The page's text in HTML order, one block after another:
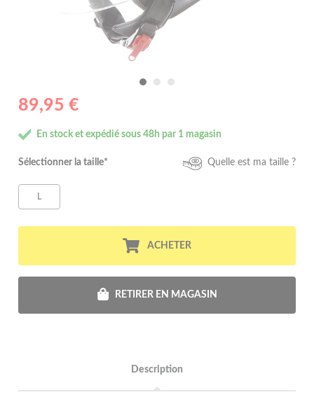
89,95 €
En stock et expédié sous 48h par 1 magasin
Sélectionner la taille* Quelle est ma taille ?
L
ACHETER
RETIRER EN MAGASIN
Description